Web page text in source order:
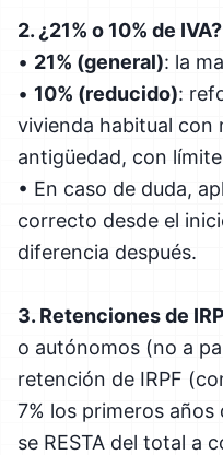
2. ¿21% o 10% de IVA?
• 21% (general): la
• 10% (reducido):
vivienda habitual con
antigüedad, con
• En caso de duda,
correcto desde el
diferencia después.
3. Retenciones de
o autónomos (no a
retención de IRPF
7% los primeros
se RESTA del total a